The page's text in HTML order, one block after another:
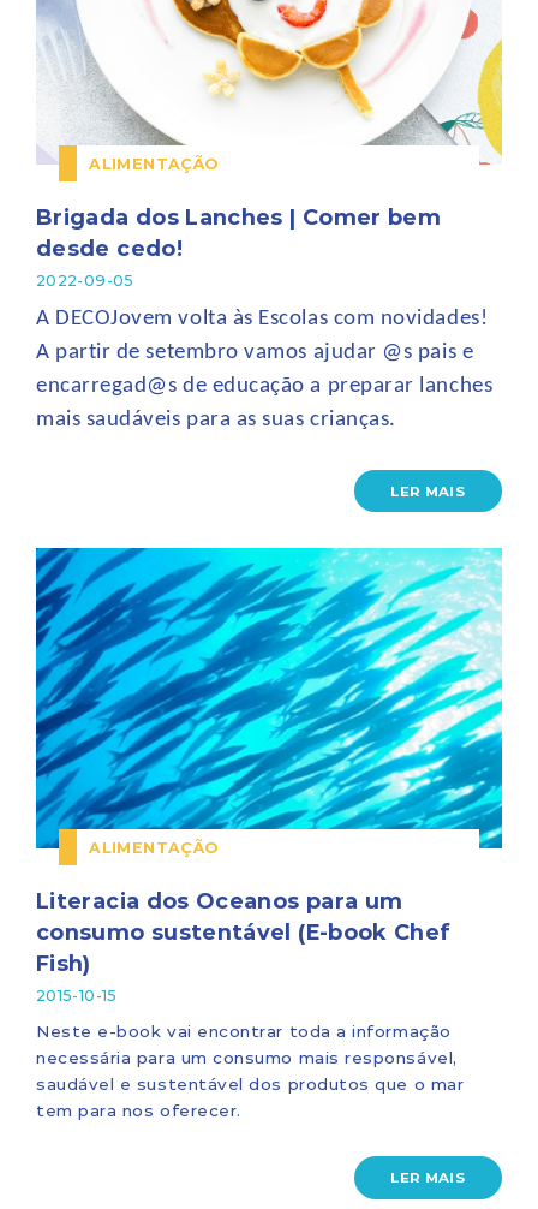
ALIMENTAÇÃO
Brigada dos Lanches | Comer bem
desde cedo!
2022-09-05
A DECOJovem volta às Escolas com novidades!
A partir de setembro vamos ajudar @s pais e
encarregad@s de educação a preparar lanches
mais saudáveis para as suas crianças.
LER MAIS
ALIMENTAÇÃO
Literacia dos Oceanos para um
consumo sustentável (E-book Chef
Fish)
2015-10-15
Neste e-book vai encontrar toda a informação
necessária para um consumo mais responsável,
saudável e sustentável dos produtos que o mar
tem para nos oferecer.
LER MAIS